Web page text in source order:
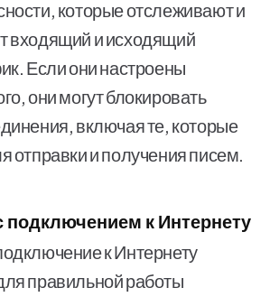
которые отслеживают и
входящий и исходящий
Если они настроены
они могут блокировать
включая те, которые
отправки и получения писем.
к Интернету
к Интернету
правильной работы